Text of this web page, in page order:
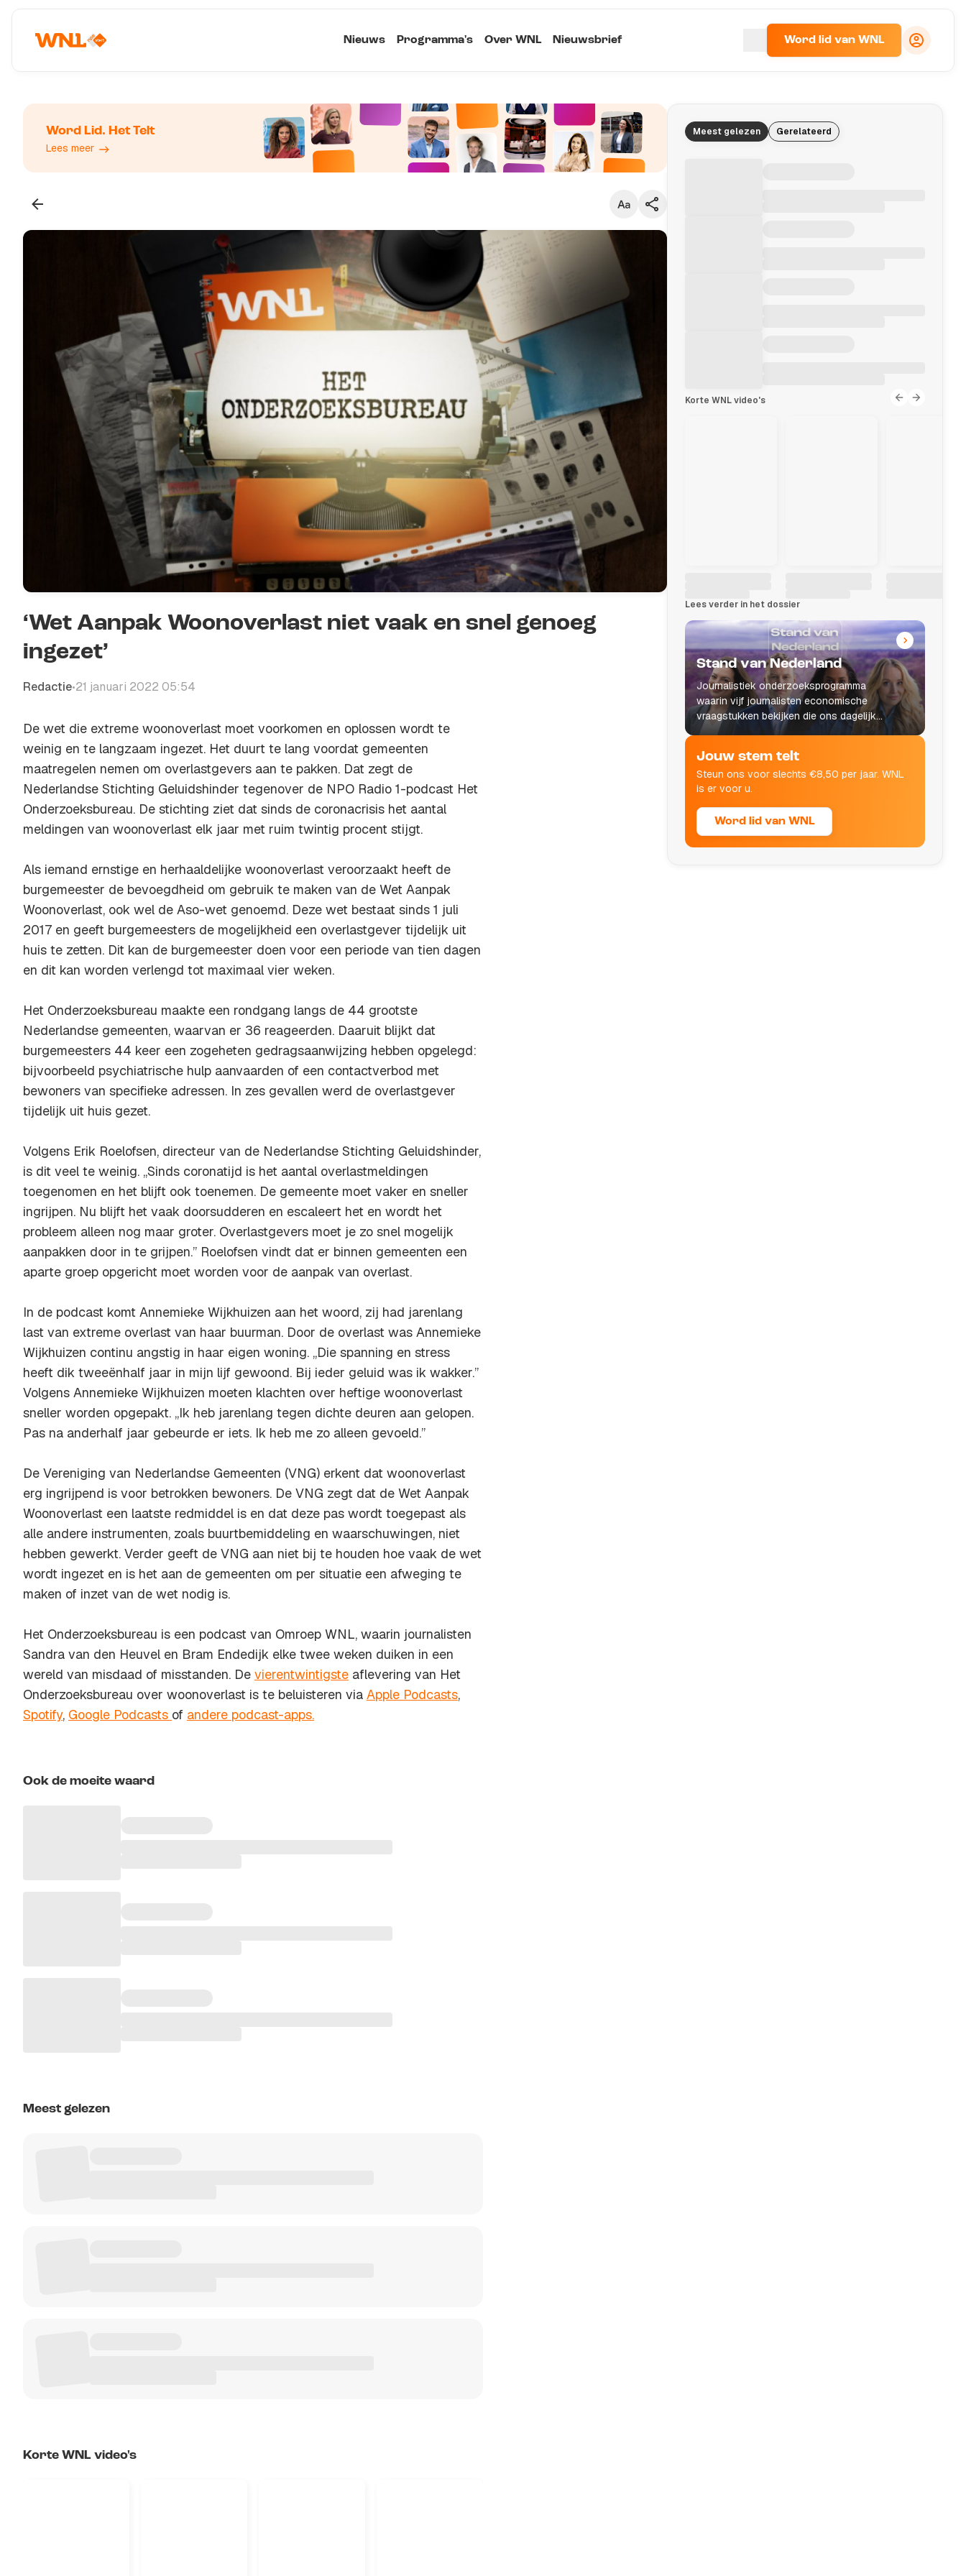
Nieuws Programma's Over WNL Nieuwsbrief Word lid van WNL
Word Lid. Het Telt
Lees meer
Standaard
Kopieer link
‘Wet Aanpak Woonoverlast niet vaak en snel genoeg
ingezet’
Redactie•21 januari 2022 05:54
De wet die extreme woonoverlast moet voorkomen en oplossen wordt te
weinig en te langzaam ingezet. Het duurt te lang voordat gemeenten
maatregelen nemen om overlastgevers aan te pakken. Dat zegt de
Nederlandse Stichting Geluidshinder tegenover de NPO Radio 1-podcast Het
Onderzoeksbureau. De stichting ziet dat sinds de coronacrisis het aantal
meldingen van woonoverlast elk jaar met ruim twintig procent stijgt.
Als iemand ernstige en herhaaldelijke woonoverlast veroorzaakt heeft de
burgemeester de bevoegdheid om gebruik te maken van de Wet Aanpak
Woonoverlast, ook wel de Aso-wet genoemd. Deze wet bestaat sinds 1 juli
2017 en geeft burgemeesters de mogelijkheid een overlastgever tijdelijk uit
huis te zetten. Dit kan de burgemeester doen voor een periode van tien dagen
en dit kan worden verlengd tot maximaal vier weken.
Het Onderzoeksbureau maakte een rondgang langs de 44 grootste
Nederlandse gemeenten, waarvan er 36 reageerden. Daaruit blijkt dat
burgemeesters 44 keer een zogeheten gedragsaanwijzing hebben opgelegd:
bijvoorbeeld psychiatrische hulp aanvaarden of een contactverbod met
bewoners van specifieke adressen. In zes gevallen werd de overlastgever
tijdelijk uit huis gezet.
Volgens Erik Roelofsen, directeur van de Nederlandse Stichting Geluidshinder,
is dit veel te weinig. ,,Sinds coronatijd is het aantal overlastmeldingen
toegenomen en het blijft ook toenemen. De gemeente moet vaker en sneller
ingrijpen. Nu blijft het vaak doorsudderen en escaleert het en wordt het
probleem alleen nog maar groter. Overlastgevers moet je zo snel mogelijk
aanpakken door in te grijpen.’’ Roelofsen vindt dat er binnen gemeenten een
aparte groep opgericht moet worden voor de aanpak van overlast.
In de podcast komt Annemieke Wijkhuizen aan het woord, zij had jarenlang
last van extreme overlast van haar buurman. Door de overlast was Annemieke
Wijkhuizen continu angstig in haar eigen woning. ,,Die spanning en stress
heeft dik tweeënhalf jaar in mijn lijf gewoond. Bij ieder geluid was ik wakker.’’
Volgens Annemieke Wijkhuizen moeten klachten over heftige woonoverlast
sneller worden opgepakt. ,,Ik heb jarenlang tegen dichte deuren aan gelopen.
Pas na anderhalf jaar gebeurde er iets. Ik heb me zo alleen gevoeld.’’
De Vereniging van Nederlandse Gemeenten (VNG) erkent dat woonoverlast
erg ingrijpend is voor betrokken bewoners. De VNG zegt dat de Wet Aanpak
Woonoverlast een laatste redmiddel is en dat deze pas wordt toegepast als
alle andere instrumenten, zoals buurtbemiddeling en waarschuwingen, niet
hebben gewerkt. Verder geeft de VNG aan niet bij te houden hoe vaak de wet
wordt ingezet en is het aan de gemeenten om per situatie een afweging te
maken of inzet van de wet nodig is.
Het Onderzoeksbureau is een podcast van Omroep WNL, waarin journalisten
Sandra van den Heuvel en Bram Endedijk elke twee weken duiken in een
wereld van misdaad of misstanden. De vierentwintigste aflevering van Het
Onderzoeksbureau over woonoverlast is te beluisteren via Apple Podcasts,
Spotify, Google Podcasts of andere podcast-apps.
Ook de moeite waard
Meest gelezen
Korte WNL video's
Meest gelezen Gerelateerd
Korte WNL video's
Lees verder in het dossier
Stand van Nederland
Journalistiek onderzoeksprogramma
waarin vijf journalisten economische
vraagstukken bekijken die ons dagelijks
leven raken.
Jouw stem telt
Steun ons voor slechts €8,50 per jaar. WNL
is er voor u.
Word lid van WNL